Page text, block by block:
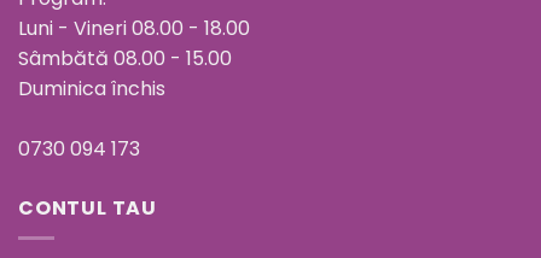
Luni - Vineri 08.00 - 18.00
Sâmbătă 08.00 - 15.00
Duminica închis
0730 094 173
CONTUL TAU